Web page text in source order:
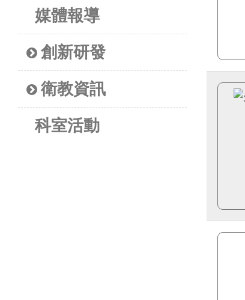
媒體報導
創新研發
衛教資訊
科室活動